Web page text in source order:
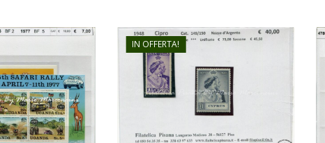
IN OFFERTA!
45,00
25,00